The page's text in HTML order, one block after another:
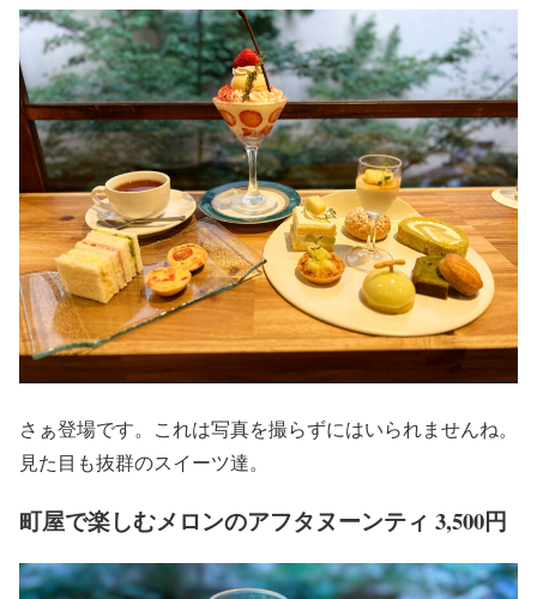
さぁ登場です。これは写真を撮らずにはいられませんね。
見た目も抜群のスイーツ達。
町屋で楽しむメロンのアフタヌーンティ 3,500円